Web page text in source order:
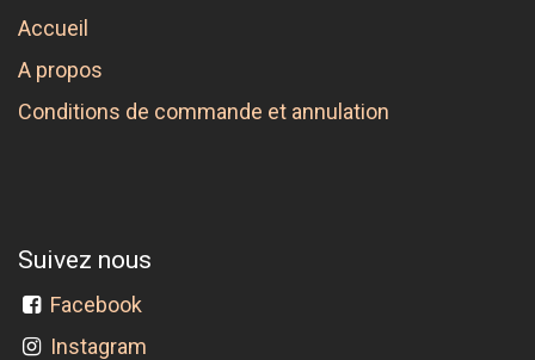
Accueil
A propos
Conditions de commande et annulation
Suivez nous
Facebook
Instagram